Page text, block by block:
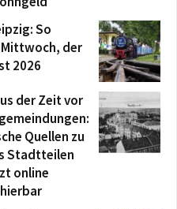
So
der
2026
der Zeit vor
Quellen zu
Stadtteilen
online